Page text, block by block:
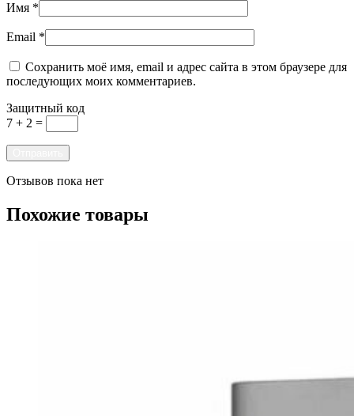
Имя *
Email *
Сохранить моё имя, email и адрес сайта в этом браузере для
последующих моих комментариев.
Защитный код
7 + 2 =
Отзывов пока нет
Похожие товары